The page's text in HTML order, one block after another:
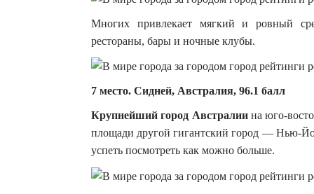
Многих привлекает мягкий и ровный
рестораны, бары и ночные клубы.
7 место. Сидней, Австралия, 96.1 балл
Крупнейший город Австралиина юго-
площади другой гигантский город — Нью-
успеть посмотреть как можно больше.